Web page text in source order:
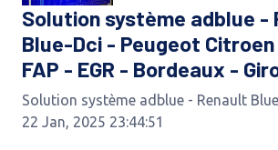
Solution système adblue -
Blue-Dci - Peugeot
FAP - EGR - Bordeaux -
Solution système adblue - Renault
22 Jan, 2025 23:44:51